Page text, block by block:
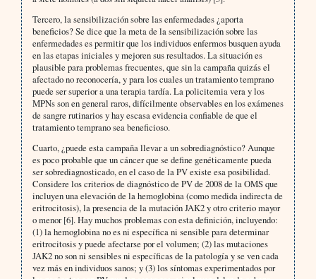
Tercero, la sensibilización sobre las enfermedades ¿aporta
beneficios? Se dice que la meta de la sensibilización sobre las
enfermedades es permitir que los individuos enfermos busquen ayuda
en las etapas iniciales y mejoren sus resultados. La situación es
plausible para problemas frecuentes, que sin la campaña quizás el
afectado no reconocería, y para los cuales un tratamiento temprano
puede ser superior a una terapia tardía. La policitemia vera y los
MPNs son en general raros, difícilmente observables en los exámenes
de sangre rutinarios y hay escasa evidencia confiable de que el
tratamiento temprano sea beneficioso.
Cuarto, ¿puede esta campaña llevar a un sobrediagnóstico? Aunque
es poco probable que un cáncer que se define genéticamente pueda
ser sobrediagnosticado, en el caso de la PV existe esa posibilidad.
Considere los criterios de diagnóstico de PV de 2008 de la OMS que
incluyen una elevación de la hemoglobina (como medida indirecta de
eritrocitosis), la presencia de la mutación JAK2 y otro criterio mayor
o menor [6]. Hay muchos problemas con esta definición, incluyendo:
(1) la hemoglobina no es ni específica ni sensible para determinar
eritrocitosis y puede afectarse por el volumen; (2) las mutaciones
JAK2 no son ni sensibles ni específicas de la patología y se ven cada
vez más en individuos sanos; y (3) los síntomas experimentados por